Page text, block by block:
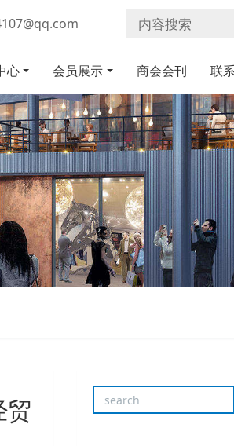
心 会员展示 商会会刊 联
贸